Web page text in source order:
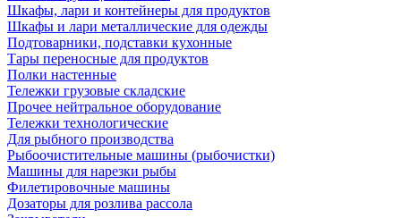
Шкафы, лари и контейнеры для продуктов
Шкафы и лари металлические для одежды
Подтоварники, подставки кухонные
Тары переносные для продуктов
Полки настенные
Тележки грузовые складские
Прочее нейтральное оборудование
Тележки технологические
Для рыбного производства
Рыбоочистительные машины (рыбочистки)
Машины для нарезки рыбы
Филетировочные машины
Дозаторы для розлива рассола